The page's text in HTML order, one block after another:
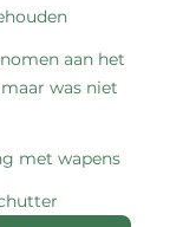
aan het
was niet
met wapens